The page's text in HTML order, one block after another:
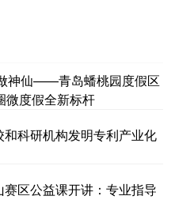
神仙——青岛蟠桃园度假区
微度假全新标杆
科研机构发明专利产业化
区公益课开讲：专业指导